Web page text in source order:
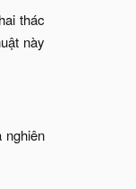
thác
này
nghiên